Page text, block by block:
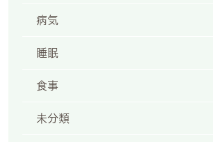
病気
睡眠
食事
未分類